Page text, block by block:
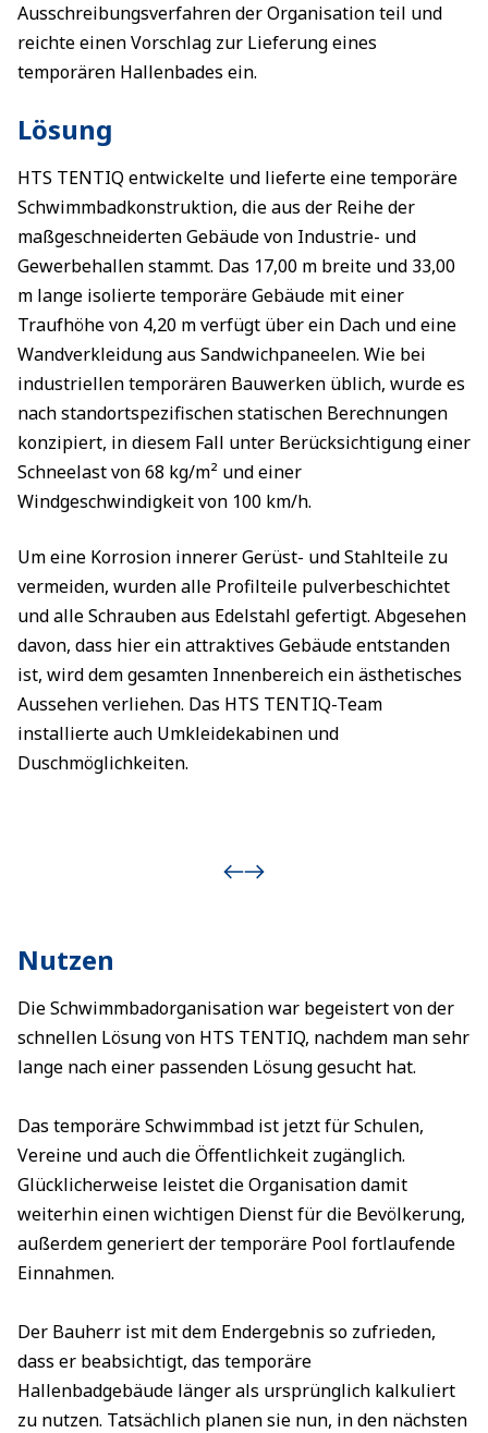
Ausschreibungsverfahren der Organisation teil und
reichte einen Vorschlag zur Lieferung eines
temporären Hallenbades ein.
Lösung
HTS TENTIQ entwickelte und lieferte eine temporäre
Schwimmbadkonstruktion, die aus der Reihe der
maßgeschneiderten Gebäude von Industrie- und
Gewerbehallen stammt. Das 17,00 m breite und 33,00
m lange isolierte temporäre Gebäude mit einer
Traufhöhe von 4,20 m verfügt über ein Dach und eine
Wandverkleidung aus Sandwichpaneelen. Wie bei
industriellen temporären Bauwerken üblich, wurde es
nach standortspezifischen statischen Berechnungen
konzipiert, in diesem Fall unter Berücksichtigung einer
Schneelast von 68 kg/m² und einer
Windgeschwindigkeit von 100 km/h.
Um eine Korrosion innerer Gerüst- und Stahlteile zu
vermeiden, wurden alle Profilteile pulverbeschichtet
und alle Schrauben aus Edelstahl gefertigt. Abgesehen
davon, dass hier ein attraktives Gebäude entstanden
ist, wird dem gesamten Innenbereich ein ästhetisches
Aussehen verliehen. Das HTS TENTIQ-Team
installierte auch Umkleidekabinen und
Duschmöglichkeiten.
Nutzen
Die Schwimmbadorganisation war begeistert von der
schnellen Lösung von HTS TENTIQ, nachdem man sehr
lange nach einer passenden Lösung gesucht hat.
Das temporäre Schwimmbad ist jetzt für Schulen,
Vereine und auch die Öffentlichkeit zugänglich.
Glücklicherweise leistet die Organisation damit
weiterhin einen wichtigen Dienst für die Bevölkerung,
außerdem generiert der temporäre Pool fortlaufende
Einnahmen.
Der Bauherr ist mit dem Endergebnis so zufrieden,
dass er beabsichtigt, das temporäre
Hallenbadgebäude länger als ursprünglich kalkuliert
zu nutzen. Tatsächlich planen sie nun, in den nächsten